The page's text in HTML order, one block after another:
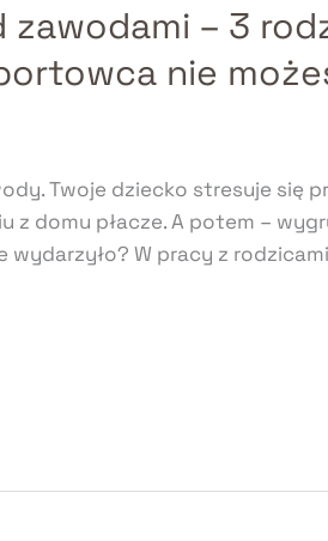
– 3
nie
Twoje dziecko stresuje się
z domu płacze. A potem –
W pracy z